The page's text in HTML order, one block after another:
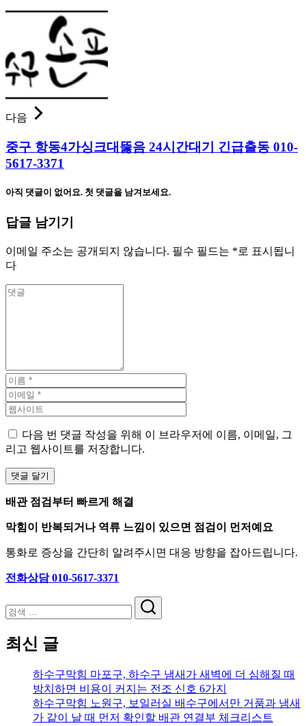
다음
중구 항동4가싱크대뚫음 24시간대기 긴급출동 010-
5617-3371
아직 댓글이 없어요. 첫 댓글을 남겨보세요.
답글 남기기
이메일 주소는 공개되지 않습니다. 필수 필드는 *로 표시됩니
다
다음 번 댓글 작성을 위해 이 브라우저에 이름, 이메일, 그
리고 웹사이트를 저장합니다.
배관 점검부터 빠르게 해결
막힘이 반복되거나 역류 느낌이 있으면 점검이 먼저예요
통화로 증상을 간단히 알려주시면 대응 방향을 잡아드립니다.
전화상담 010-5617-3371
검
최신 글
하수구막힘 마포구, 하수구 냄새가 새벽에 더 심해질 때
방치하면 비용이 커지는 전조 신호 6가지
하수구막힘 노원구, 보일러실 배수구에서만 거품과 냄새
가 같이 날 때 먼저 확인할 배관 연결부 체크리스트